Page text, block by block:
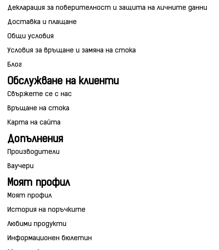
Декларация за поверителност и защита на личните данни
Доставка и плащане
Общи условия
Условия за връщане и замяна на стока
Блог
Обслужване на клиенти
Свържете се с нас
Връщане на стока
Карта на сайта
Допълнения
Производители
Ваучери
Моят профил
Моят профил
История на поръчките
Любими продукти
Информационен бюлетин